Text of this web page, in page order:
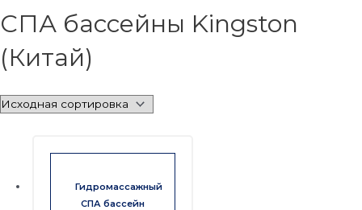
СПА бассейны Kingston
(Китай)
Гидромассажный
СПА бассейн